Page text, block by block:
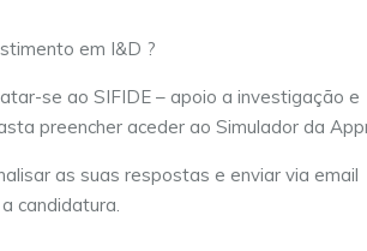
em I&D ?
se ao SIFIDE – apoio a investigação e
preencher aceder ao Simulador da
as suas respostas e enviar via email
candidatura.